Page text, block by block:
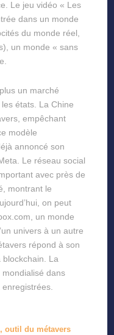
Le jeu vidéo « Les
dans un monde
du monde réel,
un monde « sans
un marché
états. La Chine
empêchant
modèle
annoncé son
Le réseau social
avec près de
montrant le
on peut
un monde
univers à un autre
répond à son
blockchain. La
dans
outil du métavers